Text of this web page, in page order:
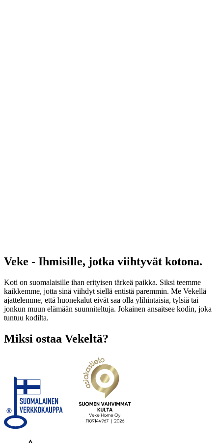
Veke - Ihmisille, jotka viihtyvät kotona.
Koti on suomalaisille ihan erityisen tärkeä paikka. Siksi teemme
kaikkemme, jotta sinä viihdyt siellä entistä paremmin. Me Vekellä
ajattelemme, että huonekalut eivät saa olla ylihintaisia, tylsiä tai
jonkun muun elämään suunniteltuja. Jokainen ansaitsee kodin, joka
tuntuu kodilta.
Miksi ostaa Vekeltä?